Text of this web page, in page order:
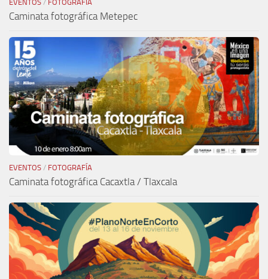
EVENTOS / FOTOGRAFÍA
Caminata fotográfica Metepec
EVENTOS / FOTOGRAFÍA
Caminata fotográfica Cacaxtla / Tlaxcala